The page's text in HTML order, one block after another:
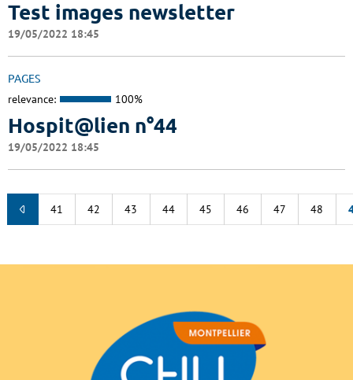
Test images newsletter
19/05/2022 18:45
PAGES
relevance: 100%
Hospit@lien n°44
19/05/2022 18:45
41 42 43 44 45 46 47 48